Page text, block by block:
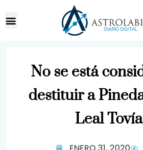
No se está
destituir a
Leal